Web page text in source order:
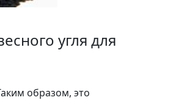
угля для
образом, это